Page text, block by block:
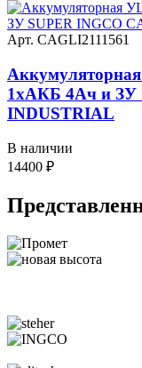
Арт. CAGLI2111561
1хАКБ 4Ач и ЗУ
INDUSTRIAL
В наличии
14400 ₽